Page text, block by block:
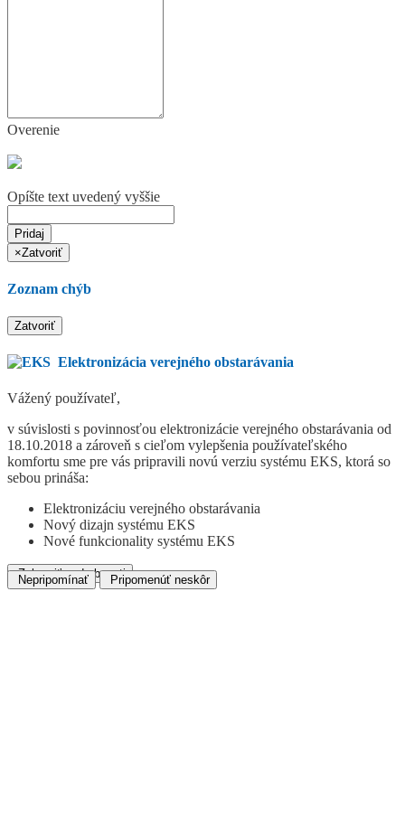
Overenie
Opíšte text uvedený vyššie
Pridaj
×Zatvoriť
Zoznam chýb
Zatvoriť
Elektronizácia verejného obstarávania
Vážený používateľ,
v súvislosti s povinnosťou elektronizácie verejného obstarávania od
18.10.2018 a zároveň s cieľom vylepšenia používateľského
komfortu sme pre vás pripravili novú verziu systému EKS, ktorá so
sebou prináša:
Elektronizáciu verejného obstarávania
Nový dizajn systému EKS
Nové funkcionality systému EKS
Zobraziť podrobnosti
Nepripomínať Pripomenúť neskôr